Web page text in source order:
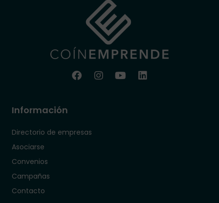
Información
Directorio de empresas
Asociarse
Convenios
Campañas
Contacto